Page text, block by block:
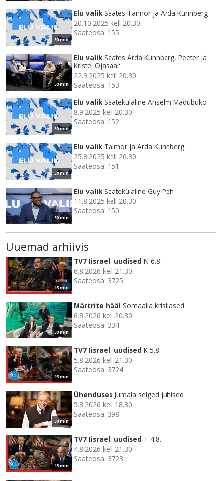
30 min
Elu valik Saates Taimor ja Arda Kunnberg
20.10.2025 kell 20.30
Saateosa: 155
30 min
Elu valik Saates Arda Kunnberg, Peeter ja
Kristel Ojasaar
22.9.2025 kell 20.30
Saateosa: 153
30 min
Elu valik Saatekülaline Anselm Madubuko
8.9.2025 kell 20.30
Saateosa: 152
30 min
Elu valik Taimor ja Arda Kunnberg
25.8.2025 kell 20.30
Saateosa: 151
30 min
Elu valik Saatekülaline Guy Peh
11.8.2025 kell 20.30
Saateosa: 150
Uuemad arhiivis
15 min
TV7 Iisraeli uudised N 6.8.
6.8.2026 kell 21.30
Saateosa: 3725
30 min
Märtrite hääl Somaalia kristlased
6.8.2026 kell 20.30
Saateosa: 334
15 min
TV7 Iisraeli uudised K 5.8.
5.8.2026 kell 21.30
Saateosa: 3724
30 min
Ühenduses Jumala selged juhised
5.8.2026 kell 18.30
Saateosa: 398
15 min
TV7 Iisraeli uudised T 4.8.
4.8.2026 kell 21.30
Saateosa: 3723